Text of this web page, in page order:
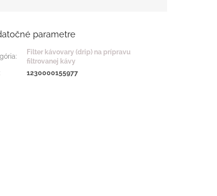
parametre
:
Filter kávovary (drip) na prípravu
filtrovanej kávy
1230000155977